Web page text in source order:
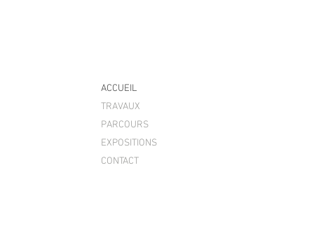
ACCUEIL
TRAVAUX
PARCOURS
EXPOSITIONS
CONTACT